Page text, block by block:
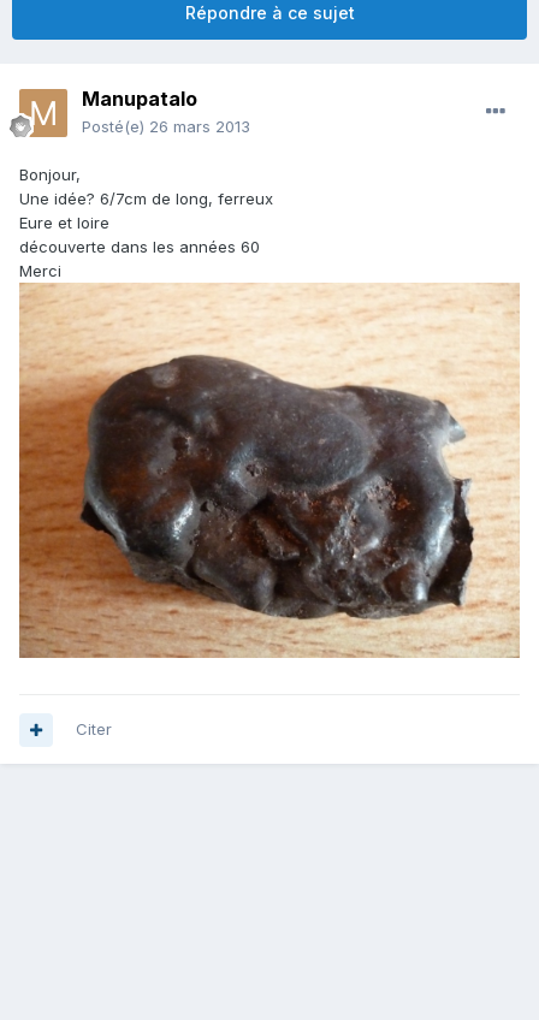
Répondre à ce sujet
Manupatalo
Posté(e) 26 mars 2013
Bonjour,
Une idée? 6/7cm de long, ferreux
Eure et loire
découverte dans les années 60
Merci
Citer